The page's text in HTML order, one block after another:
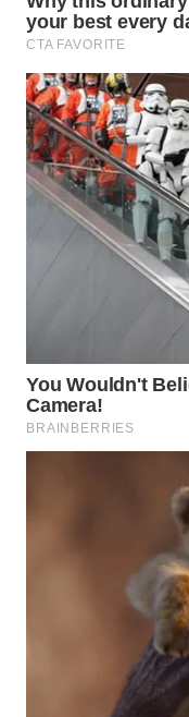
WN
LIKUPANG
WN
LABUANBAJO
WN
BORNEO
Wahana
WAHANA
NEWS
WAHANA
KONSUMEN